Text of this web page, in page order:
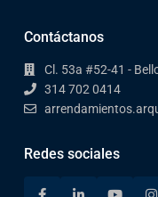
Contáctanos
Cl. 53a #52-41 -
314 702 0414
Redes sociales